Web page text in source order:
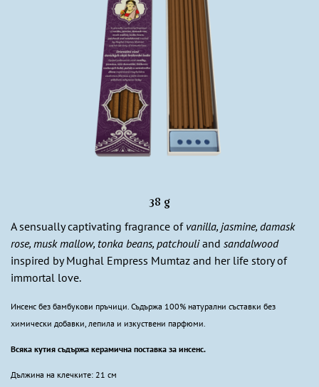
38 g
A sensually captivating fragrance of vanilla, jasmine, damask
rose, musk mallow, tonka beans, patchouliand sandalwood
inspired by Mughal Empress Mumtaz and her life story of
immortal love.
Инсенс без бамбукови пръчици. Съдържа 100% натурални съставки без
химически добавки, лепила и изкуствени парфюми.
Всяка кутия съдържа керамична поставка за инсенс.
Дължина на клечките: 21 см